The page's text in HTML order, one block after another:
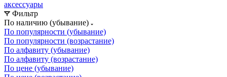
аксессуары
Фильтр
По наличию (убывание)
По популярности (убывание)
По популярности (возрастание)
По алфавиту (убывание)
По алфавиту (возрастание)
По цене (убывание)